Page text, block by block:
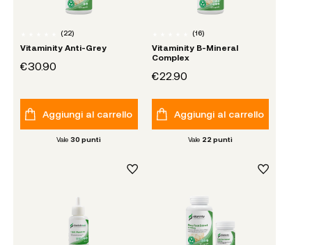
(22)
Vitaminity Anti-Grey
€30.90
Aggiungi al carrello
Vale 30punti
(16)
Vitaminity B-Mineral
Complex
€22.90
Aggiungi al carrello
Vale 22 punti